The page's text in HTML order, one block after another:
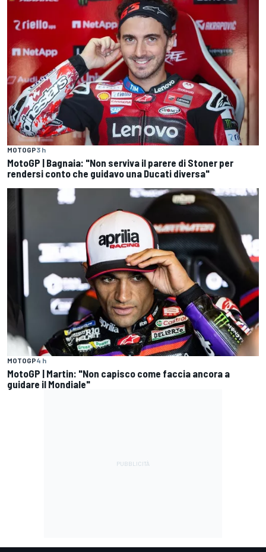
MOTOGP3 h
MotoGP | Bagnaia: "Non serviva il parere di Stoner per
rendersi conto che guidavo una Ducati diversa"
MOTOGP4 h
MotoGP | Martin: "Non capisco come faccia ancora a
guidare il Mondiale"